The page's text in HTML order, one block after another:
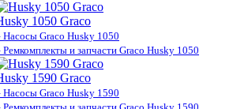
1050 Graco
Насосы Graco Husky 1050
Ремкомплекты и запчасти Graco Husky 1050
1590 Graco
Насосы Graco Husky 1590